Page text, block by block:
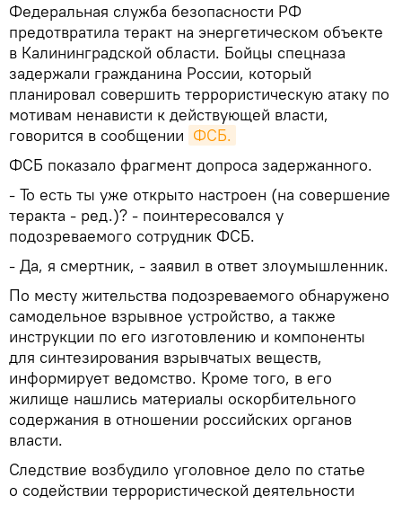
Федеральная служба безопасности РФ
предотвратила теракт на энергетическом объекте
в Калининградской области. Бойцы спецназа
задержали гражданина России, который
планировал совершить террористическую атаку по
мотивам ненависти к действующей власти,
говорится в сообщении ФСБ.
ФСБ показало фрагмент допроса задержанного.
- То есть ты уже открыто настроен (на совершение
теракта - ред.)? - поинтересовался у
подозреваемого сотрудник ФСБ.
- Да, я смертник, - заявил в ответ злоумышленник.
По месту жительства подозреваемого обнаружено
самодельное взрывное устройство, а также
инструкции по его изготовлению и компоненты
для синтезирования взрывчатых веществ,
информирует ведомство. Кроме того, в его
жилище нашлись материалы оскорбительного
содержания в отношении российских органов
власти.
Следствие возбудило уголовное дело по статье
о содействии террористической деятельности